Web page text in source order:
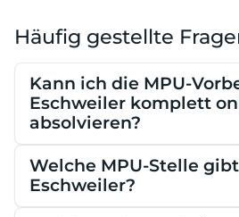
Häufig gestellte
Kann ich die MPU-
Eschweiler komplett
absolvieren?
Welche MPU-Stelle
Eschweiler?